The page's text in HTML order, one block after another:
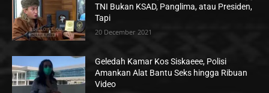
TNI Bukan KSAD, Panglima, atau Presiden,
Tapi
20 December 2021
Geledah Kamar Kos Siskaeee, Polisi
Amankan Alat Bantu Seks hingga Ribuan
Video